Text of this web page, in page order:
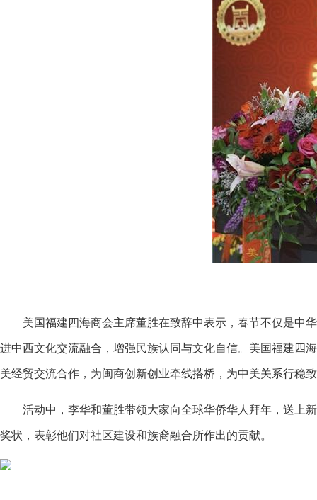
美国福建四海商会主席董胜在致辞中表示，春节不仅是中
进中西文化交流融合，增强民族认同与文化自信。美国福建四
美经贸交流合作，为闽商创新创业牵线搭桥，为中美关系行稳
活动中，李华和董胜带领大家向全球华侨华人拜年，送上
奖状，表彰他们对社区建设和族裔融合所作出的贡献。